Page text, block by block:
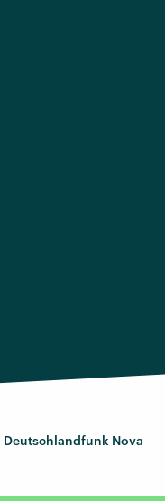
Deutschlandfunk Nova